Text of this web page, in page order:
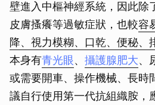
壁進入中樞神經系統，因此除
皮膚搔癢等過敏症狀，也較容
降、視力模糊、口乾、便秘、
本身有青光眼、 攝護腺肥大、
或需要開車、操作機械、長時
議自行使用第一代抗組織胺，